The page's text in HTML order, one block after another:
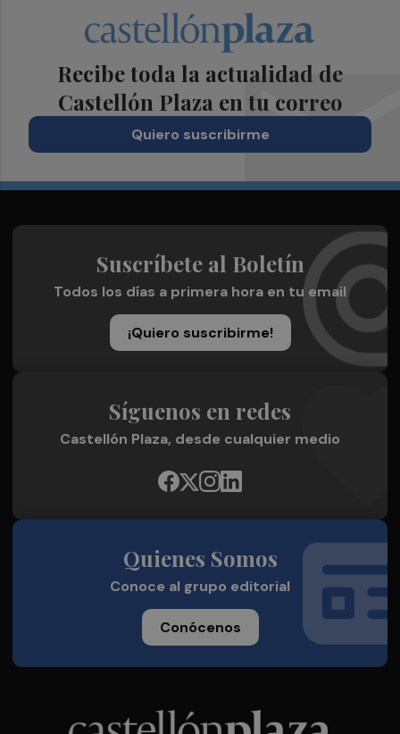
Recibe toda la actualidad de
Castellón Plaza en tu correo
Quiero suscribirme
Suscríbete al Boletín
Todos los días a primera hora en tu email
¡Quiero suscribirme!
Síguenos en redes
Castellón Plaza, desde cualquier medio
Quienes Somos
Conoce al grupo editorial
Conócenos